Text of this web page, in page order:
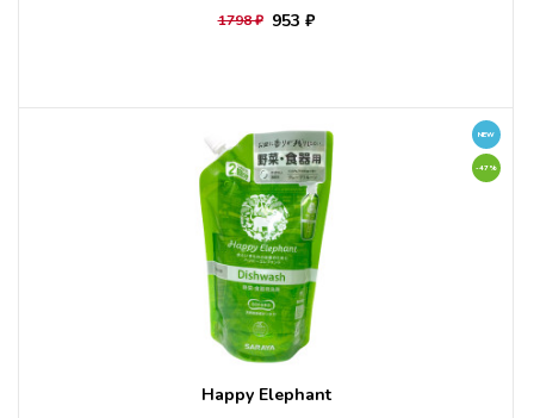
1798 ₽ 953 ₽
NEW
-47%
Happy Elephant